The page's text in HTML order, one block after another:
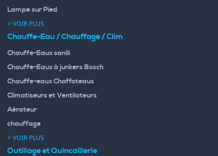
Lampe sur Pied
> VOIR PLUS
Chauffe-Eau / Chauffage / Clim
Chauffe-Eaux sanili
Chauffe-Eaux à junkers Bosch
Chauffe-eaux Chaffoteaux
Climatiseurs et Ventilateurs
Aérateur
chauffage
> VOIR PLUS
Outillage et Quincaillerie